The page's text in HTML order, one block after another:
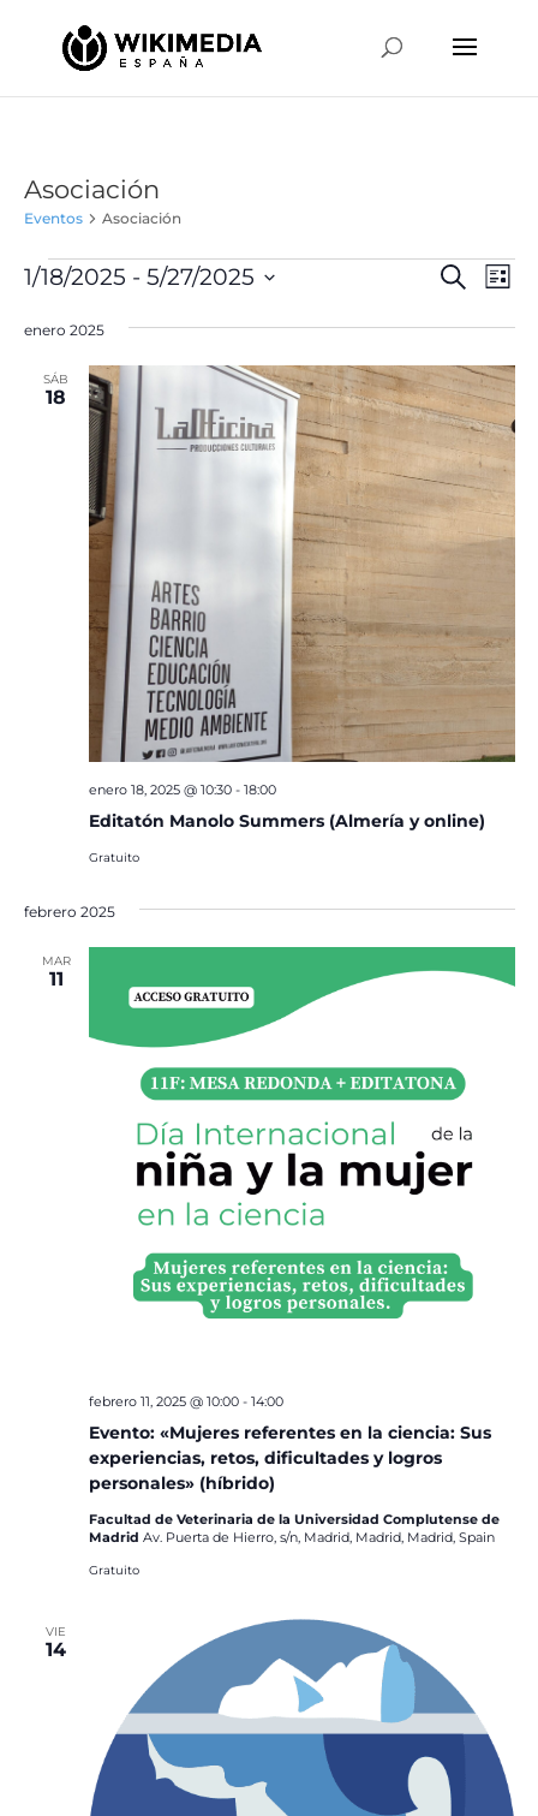
Asociación
Eventos Asociación
Eventos
y
vistas
de
Buscar
de
Lista
1/18/2025 - 5/27/2025
la
enero 2025
SÁB
18
Editatón Manolo Summers (Almería y online)
enero 18, 2025 @ 10:30- 18:00
Gratuito
febrero 2025
MAR
11
Evento: «Mujeres referentes en la ciencia: Sus
experiencias, retos, dificultades y logros
personales» (híbrido)
febrero 11, 2025 @ 10:00- 14:00
Facultad de Veterinaria de la Universidad Complutense de
Madrid Av. Puerta de Hierro, s/n, Madrid, Madrid, Madrid, Spain
Gratuito
VIE
14